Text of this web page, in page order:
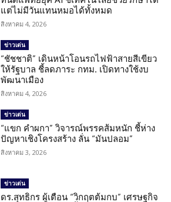
แต่ไม่มีวันแทนหมอได้ทั้งหมด
สิงหาคม 4, 2026
ข่าวเด่น
“ชัชชาติ” เดินหน้าโอนรถไฟฟ้าสายสีเขียว
ให้รัฐบาล ชี้ลดภาระ กทม. เปิดทางใช้งบ
พัฒนาเมือง
สิงหาคม 4, 2026
ข่าวเด่น
“แขก คำผกา” วิจารณ์พรรคส้มหนัก ชี้ห่าง
ปัญหาเชิงโครงสร้าง ลั่น “มันปลอม”
สิงหาคม 3, 2026
ข่าวเด่น
ดร.สุทธิกร ผู้เตือน “วิกฤตต้มกบ” เศรษฐกิจ